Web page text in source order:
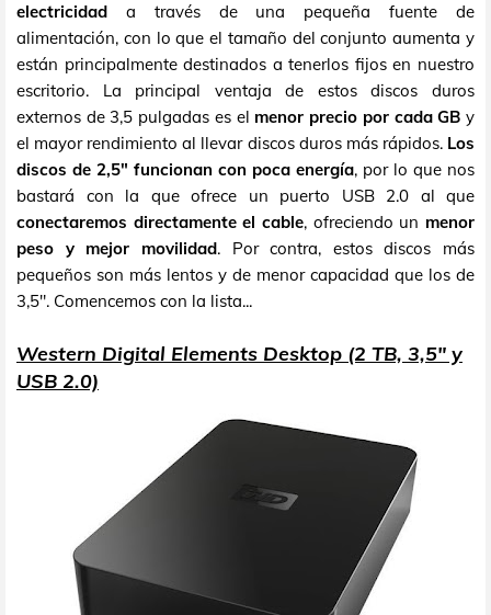
electricidad a través de una pequeña fuente de
alimentación, con lo que el tamaño del conjunto aumenta y
están principalmente destinados a tenerlos fijos en nuestro
escritorio. La principal ventaja de estos discos duros
externos de 3,5 pulgadas es el menor precio por cada GB y
el mayor rendimiento al llevar discos duros más rápidos. Los
discos de 2,5" funcionan con poca energía, por lo que nos
bastará con la que ofrece un puerto USB 2.0 al que
conectaremos directamente el cable, ofreciendo un menor
peso y mejor movilidad. Por contra, estos discos más
pequeños son más lentos y de menor capacidad que los de
3,5". Comencemos con la lista...
Western Digital Elements Desktop (2 TB, 3,5" y
USB 2.0)